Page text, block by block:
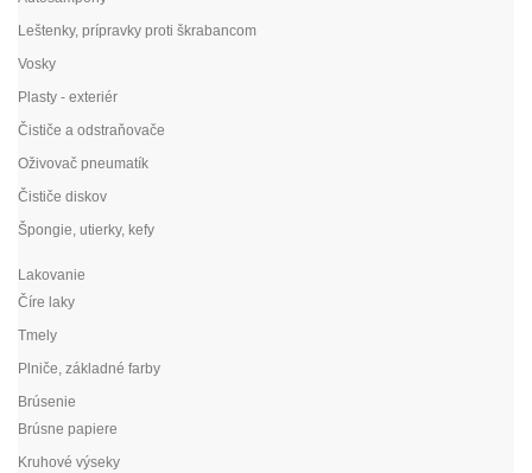
Leštenky, prípravky proti škrabancom
Vosky
Plasty - exteriér
Čističe a odstraňovače
Oživovač pneumatík
Čističe diskov
Špongie, utierky, kefy
Lakovanie
Číre laky
Tmely
Plniče, základné farby
Brúsenie
Brúsne papiere
Kruhové výseky